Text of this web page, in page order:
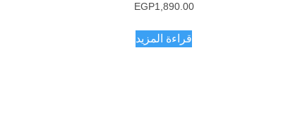
EGP1,890.00
قراءة المزيد